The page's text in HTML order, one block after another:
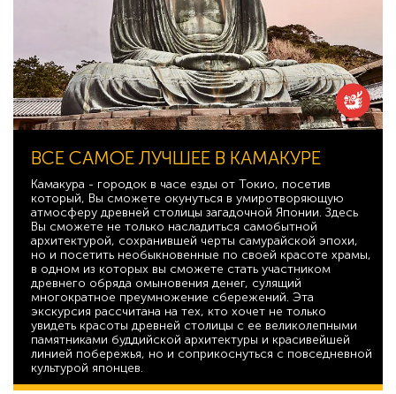
ВСЕ САМОЕ ЛУЧШЕЕ В КАМАКУРЕ
Камакура - городок в часе езды от Токио, посетив
который, Вы сможете окунуться в умиротворяющую
атмосферу древней столицы загадочной Японии. Здесь
Вы сможете не только насладиться самобытной
архитектурой, сохранившей черты самурайской эпохи,
но и посетить необыкновенные по своей красоте храмы,
в одном из которых вы сможете стать участником
древнего обряда омыновения денег, сулящий
многократное преумножение сбережений. Эта
экскурсия рассчитана на тех, кто хочет не только
увидеть красоты древней столицы с ее великолепными
памятниками буддийской архитектуры и красивейшей
линией побережья, но и соприкоснуться с повседневной
культурой японцев.